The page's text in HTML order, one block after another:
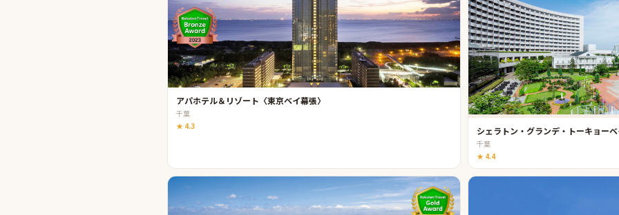
アパホテル＆リゾート〈東京ベイ幕張〉
千葉
★ 4.3 シェラトン・グランデ・トーキョー
千葉
★ 4.4